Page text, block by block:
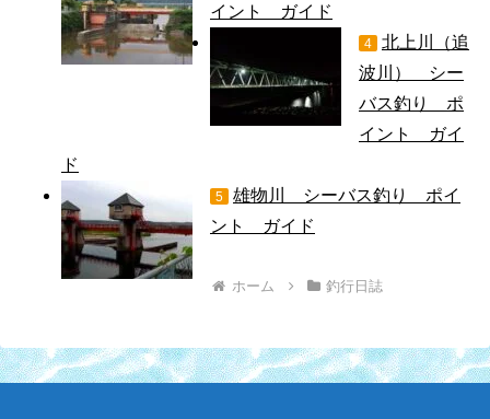
イント ガイド
4
北上川（追
波川） シー
バス釣り ポ
イント ガイ
ド
5
雄物川 シーバス釣り ポイ
ント ガイド
ホーム 釣行日誌